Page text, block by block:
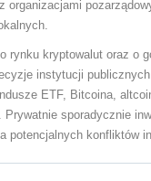
organizacjami
rynku kryptowalut oraz o
instytucji
ETF, Bitcoina,
sporadycznie
potencjalnych konfliktów